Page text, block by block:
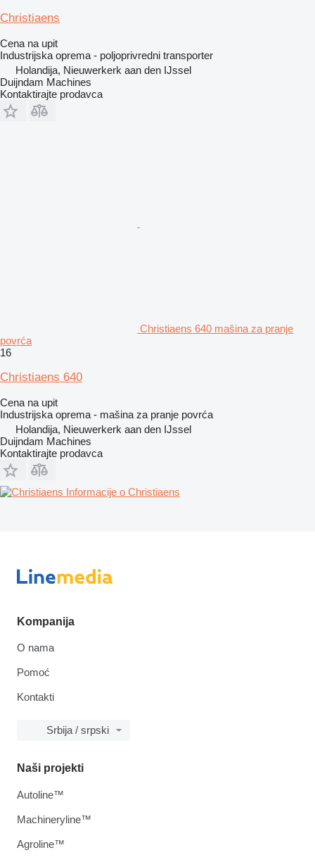
Christiaens
Cena na upit
Industrijska oprema - poljoprivredni transporter
Holandija, Nieuwerkerk aan den IJssel
Duijndam Machines
Kontaktirajte prodavca
Christiaens 640 mašina za pranje
povrća
16
Christiaens 640
Cena na upit
Industrijska oprema - mašina za pranje povrća
Holandija, Nieuwerkerk aan den IJssel
Duijndam Machines
Kontaktirajte prodavca
Informacije o Christiaens
Kompanija
O nama
Pomoć
Kontakti
Srbija / srpski
Naši projekti
Autoline™
Machineryline™
Agroline™